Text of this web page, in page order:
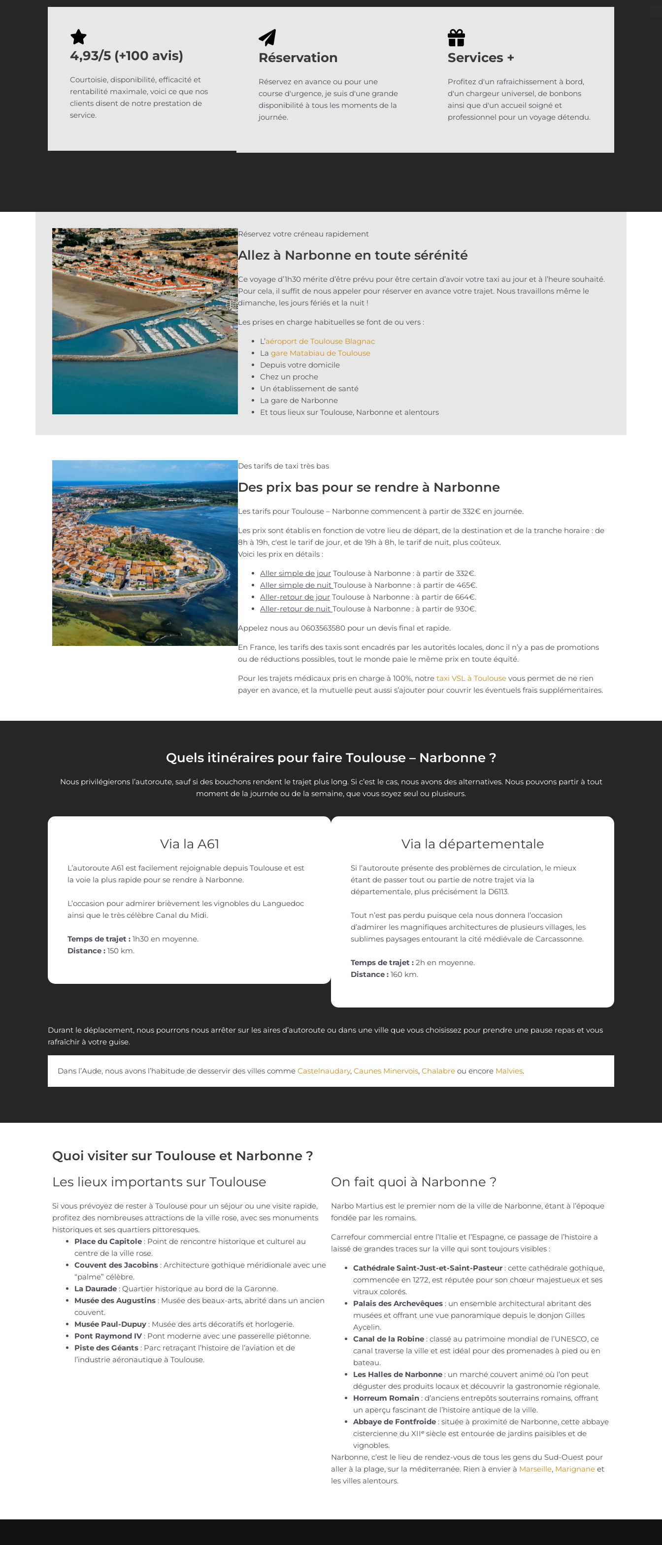
4,93/5 (+100 avis)
Courtoisie, disponibilité, efficacité et
rentabilité maximale, voici ce que nos
clients disent de notre prestation de
service.
Réservation
Réservez en avance ou pour une
course d'urgence, je suis d'une grande
disponibilité à tous les moments de la
journée.
Services +
Profitez d'un rafraichissement à bord,
d'un chargeur universel, de bonbons
ainsi que d'un accueil soigné et
professionnel pour un voyage détendu.
Réservez votre créneau rapidement
Allez à Narbonne en toute sérénité
Ce voyage d’1h30 mérite d’être prévu pour être certain d’avoir votre taxi au jour et à l’heure souhaité.
Pour cela, il suffit de nous appeler pour réserver en avance votre trajet. Nous travaillons même le
dimanche, les jours fériés et la nuit !
Les prises en charge habituelles se font de ou vers :
L’aéroport de Toulouse Blagnac
Lagare Matabiau de Toulouse
Depuis votre domicile
Chez un proche
Un établissement de santé
La gare de Narbonne
Et tous lieux sur Toulouse, Narbonne et alentours
Des tarifs de taxi très bas
Des prix bas pour se rendre à Narbonne
Les tarifs pour Toulouse – Narbonne commencent à partir de 332€ en journée.
Les prix sont établis en fonction de votre lieu de départ, de la destination et de la tranche horaire : de
8h à 19h, c'est le tarif de jour, et de 19h à 8h, le tarif de nuit, plus coûteux.
Voici les prix en détails :
Aller simple de jour Toulouse à Narbonne : à partir de 332€.
Aller simple de nuitToulouse à Narbonne : à partir de 465€.
Aller-retour de jour Toulouse à Narbonne : à partir de 664€.
Aller-retour de nuitToulouse à Narbonne : à partir de 930€.
Appelez nous au 0603563580 pour un devis final et rapide.
En France, les tarifs des taxis sont encadrés par les autorités locales, donc il n’y a pas de promotions
ou de réductions possibles, tout le monde paie le même prix en toute équité.
Pour les trajets médicaux pris en charge à 100%, notretaxi VSL à Toulouse vous permet de ne rien
payer en avance, et la mutuelle peut aussi s’ajouter pour couvrir les éventuels frais supplémentaires.
Quels itinéraires pour faire Toulouse – Narbonne ?
Nous privilégierons l’autoroute, sauf si des bouchons rendent le trajet plus long. Si c’est le cas, nous avons des alternatives. Nous pouvons partir à tout
moment de la journée ou de la semaine, que vous soyez seul ou plusieurs.
Via la A61
L’autoroute A61 est facilement rejoignable depuis Toulouse et est
la voie la plus rapide pour se rendre à Narbonne.
L’occasion pour admirer brièvement les vignobles du Languedoc
ainsi que le très célèbre Canal du Midi.
Temps de trajet : 1h30 en moyenne.
Distance : 150 km.
Via la départementale
Si l’autoroute présente des problèmes de circulation, le mieux
étant de passer tout ou partie de notre trajet via la
départementale, plus précisément la D6113.
Tout n’est pas perdu puisque cela nous donnera l’occasion
d’admirer les magnifiques architectures de plusieurs villages, les
sublimes paysages entourant la cité médiévale de Carcassonne.
Temps de trajet : 2h en moyenne.
Distance : 160 km.
Durant le déplacement, nous pourrons nous arrêter sur les aires d’autoroute ou dans une ville que vous choisissez pour prendre une pause repas et vous
rafraîchir à votre guise.
Dans l’Aude, nous avons l’habitude de desservir des villes comme Castelnaudary, Caunes Minervois, Chalabre ou encore Malvies.
Quoi visiter sur Toulouse et Narbonne ?
Les lieux importants sur Toulouse
Si vous prévoyez de rester à Toulouse pour un séjour ou une visite rapide,
profitez des nombreuses attractions de la ville rose, avec ses monuments
historiques et ses quartiers pittoresques.
Place du Capitole: Point de rencontre historique et culturel au
centre de la ville rose.
Couvent des Jacobins: Architecture gothique méridionale avec une
“palme” célèbre.
La Daurade: Quartier historique au bord de la Garonne.
Musée des Augustins: Musée des beaux-arts, abrité dans un ancien
couvent.
Musée Paul-Dupuy: Musée des arts décoratifs et horlogerie.
Pont Raymond IV: Pont moderne avec une passerelle piétonne.
Piste des Géants: Parc retraçant l’histoire de l’aviation et de
l’industrie aéronautique à Toulouse.
On fait quoi à Narbonne ?
Narbo Martius est le premier nom de la ville de Narbonne, étant à l’époque
fondée par les romains.
Carrefour commercial entre l’Italie et l’Espagne, ce passage de l’histoire a
laissé de grandes traces sur la ville qui sont toujours visibles :
Cathédrale Saint-Just-et-Saint-Pasteur : cette cathédrale gothique,
commencée en 1272, est réputée pour son chœur majestueux et ses
vitraux colorés.
Palais des Archevêques : un ensemble architectural abritant des
musées et offrant une vue panoramique depuis le donjon Gilles
Aycelin.
Canal de la Robine : classé au patrimoine mondial de l’UNESCO, ce
canal traverse la ville et est idéal pour des promenades à pied ou en
bateau.
Les Halles de Narbonne : un marché couvert animé où l’on peut
déguster des produits locaux et découvrir la gastronomie régionale.
Horreum Romain : d’anciens entrepôts souterrains romains, offrant
un aperçu fascinant de l’histoire antique de la ville.
Abbaye de Fontfroide : située à proximité de Narbonne, cette abbaye
cistercienne du XIIᵉ siècle est entourée de jardins paisibles et de
vignobles.
Narbonne, c’est le lieu de rendez-vous de tous les gens du Sud-Ouest pour
aller à la plage, sur la méditerranée. Rien à envier à Marseille, Marignane et
les villes alentours.